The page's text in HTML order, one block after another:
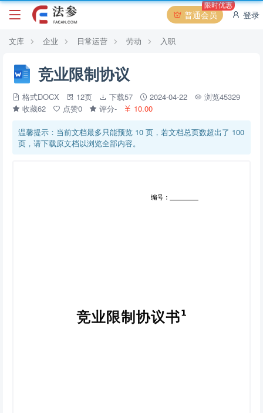
普通会员
限时优惠
登录
文库 企业 日常运营 劳动 入职
竞业限制协议
格式DOCX 12页 下载57 2024-04-22
浏览45329
收藏62
点赞0 评分- 10.00
温馨提示：当前文档最多只能预览 10 页，若文档总页数超出了 100
页，请下载原文档以浏览全部内容。